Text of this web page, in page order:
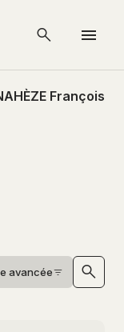
François
avancée